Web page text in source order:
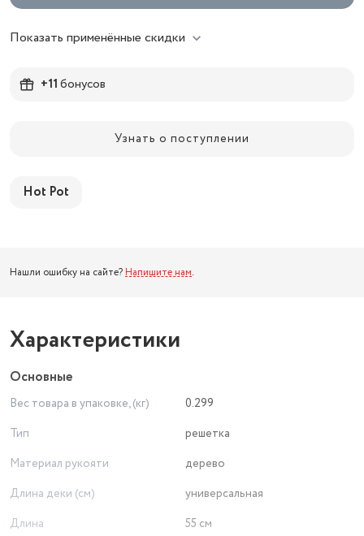
Показать применённые скидки
+11бонусов
Узнать о поступлении
Hot Pot
Нашли ошибку на сайте? Напишите нам.
Характеристики
Основные
Вес товара в упаковке, (кг)
0.299
Тип
решетка
Материал рукояти
дерево
Длина деки (см)
универсальная
Длина
55 см